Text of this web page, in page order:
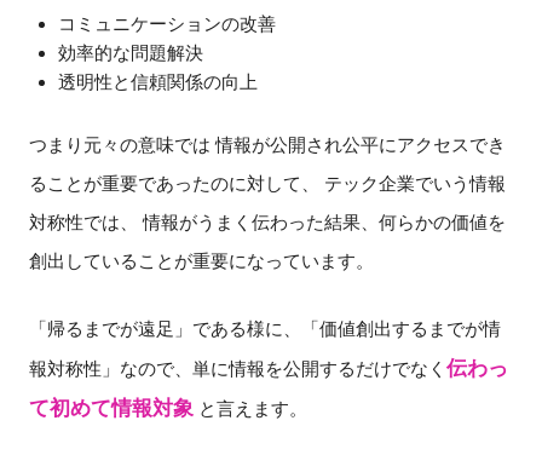
コミュニケーションの改善
効率的な問題解決
透明性と信頼関係の向上
つまり元々の意味では 情報が公開され公平にアクセスでき
ることが重要であったのに対して、 テック企業でいう情報
対称性では、 情報がうまく伝わった結果、何らかの価値を
創出していることが重要になっています。
「帰るまでが遠足」である様に、「価値創出するまでが情
報対称性」なので、単に情報を公開するだけでなく 伝わっ
て初めて情報対象 と言えます。